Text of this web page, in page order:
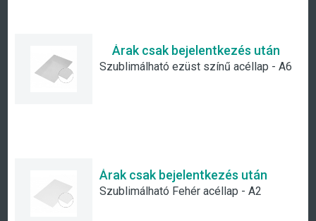
Árak csak bejelentkezés után
Szublimálható ezüst színű acéllap - A6
Árak csak bejelentkezés után
Szublimálható Fehér acéllap - A2